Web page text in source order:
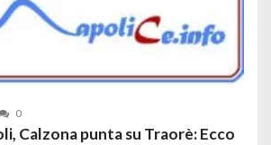
0
Calzona punta su Traorè: Ecco